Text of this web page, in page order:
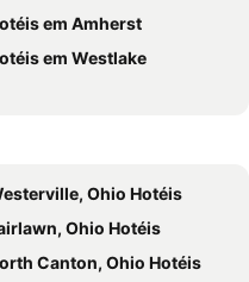
em Amherst
em Westlake
Ohio Hotéis
Ohio Hotéis
Canton, Ohio Hotéis